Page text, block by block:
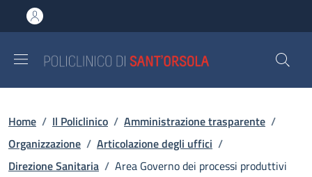
al contenuto principale
to footer content
Briciole di pane
Home / Il Policlinico / Amministrazione trasparente /
Organizzazione / Articolazione degli uffici /
Direzione Sanitaria / Area Governo dei processi produttivi